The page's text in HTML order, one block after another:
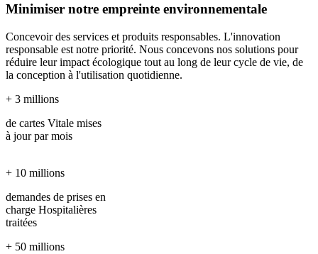
Minimiser notre empreinte environnementale
Concevoir des services et produits responsables. L'innovation
responsable est notre priorité. Nous concevons nos solutions pour
réduire leur impact écologique tout au long de leur cycle de vie, de
la conception à l'utilisation quotidienne.
+ 3 millions
de cartes Vitale mises
à jour par mois
+ 10 millions
demandes de prises en
charge Hospitalières
traitées
+ 50 millions